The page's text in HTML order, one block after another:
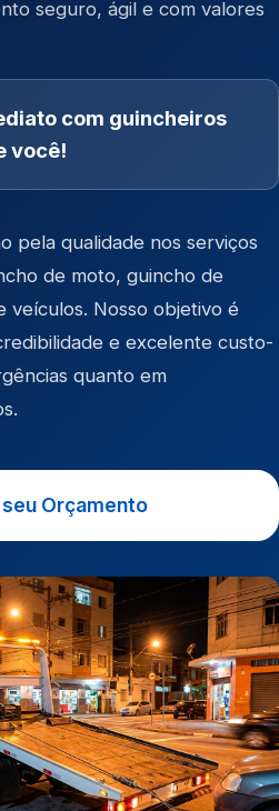
seguro, ágil e com valores
com guincheiros
você!
pela qualidade nos serviços
de moto, guincho de
veículos. Nosso objetivo é
e excelente custo-
quanto em
Orçamento